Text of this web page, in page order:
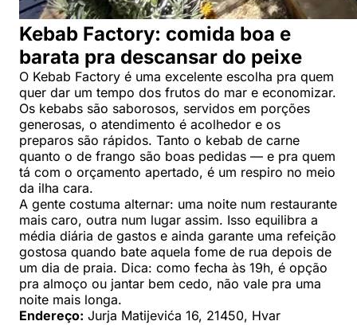
Kebab Factory: comida boa e
barata pra descansar do peixe
O Kebab Factory é uma excelente escolha pra quem
quer dar um tempo dos frutos do mar e economizar.
Os kebabs são saborosos, servidos em porções
generosas, o atendimento é acolhedor e os
preparos são rápidos. Tanto o kebab de carne
quanto o de frango são boas pedidas — e pra quem
tá com o orçamento apertado, é um respiro no meio
da ilha cara.
A gente costuma alternar: uma noite num restaurante
mais caro, outra num lugar assim. Isso equilibra a
média diária de gastos e ainda garante uma refeição
gostosa quando bate aquela fome de rua depois de
um dia de praia. Dica: como fecha às 19h, é opção
pra almoço ou jantar bem cedo, não vale pra uma
noite mais longa.
Endereço: Jurja Matijevića 16, 21450, Hvar